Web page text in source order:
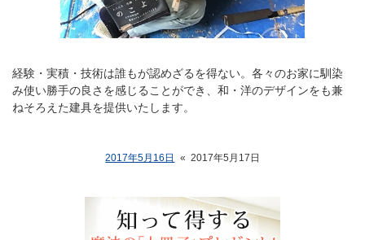
経験・実積・技術は誰もが認めざるを得ない。各々のお家に馴染
み使い勝手の良さを感じることができ、和・洋のデザインをも兼
ねそろえた建具を提供いたします。
2017年5月16日 « 2017年5月17日